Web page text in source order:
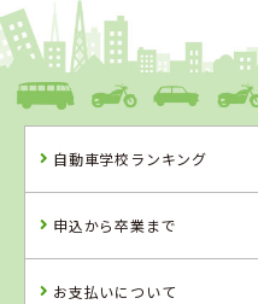
自動車学校ランキング
申込から卒業まで
お支払いについて